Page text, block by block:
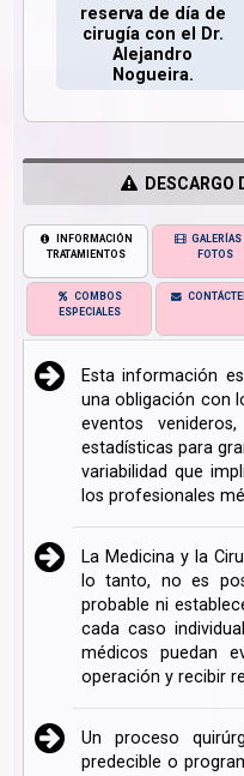
reserva de día de
cirugía con el Dr.
Alejandro
Nogueira.
DESCARGO
INFORMACIÓN
TRATAMIENTOS
GALERÍAS
FOTOS
COMBOS
ESPECIALES
Esta información
una obligación con
eventos
estadísticas para
variabilidad que
los profesionales
La Medicina y la
lo tanto, no es
probable ni
cada caso
médicos puedan
operación y recibir
Un proceso
predecible o